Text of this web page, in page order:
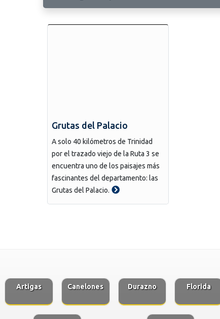
Grutas del Palacio
A solo 40 kilómetros de Trinidad
por el trazado viejo de la Ruta 3 se
encuentra uno de los paisajes más
fascinantes del departamento: las
Grutas del Palacio.
Artigas Canelones Durazno Florida